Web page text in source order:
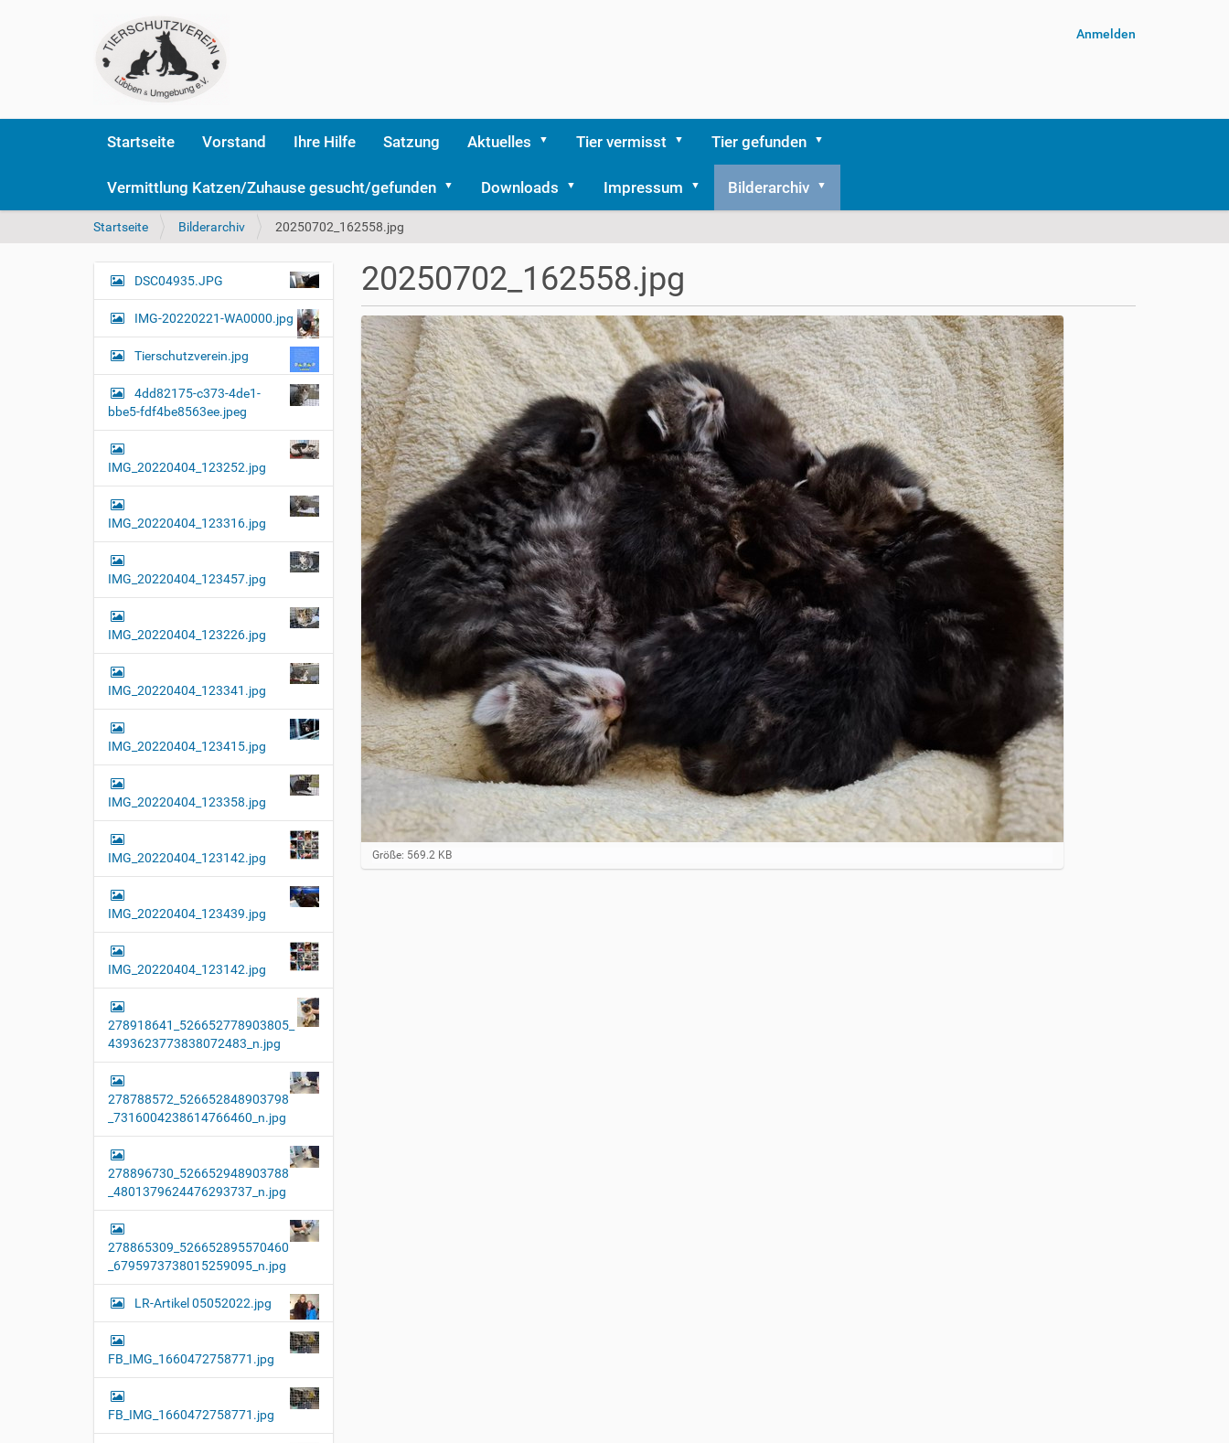
Anmelden
Startseite Vorstand Ihre Hilfe Satzung Aktuelles Tier vermisst Tier gefunden
Vermittlung Katzen/Zuhause gesucht/gefunden Downloads Impressum Bilderarchiv
S
e
i
d
i
Startseite Bilderarchiv 20250702_162558.jpg
20250702_162558.jpg
Z
e
Größe: 569.2 KB
N
i
g
a
t
i
o
n
DSC04935.JPG
IMG-20220221-WA0000.jpg
Tierschutzverein.jpg
4dd82175-c373-4de1-
bbe5-fdf4be8563ee.jpeg
IMG_20220404_123252.jpg
IMG_20220404_123316.jpg
IMG_20220404_123457.jpg
IMG_20220404_123226.jpg
IMG_20220404_123341.jpg
IMG_20220404_123415.jpg
IMG_20220404_123358.jpg
IMG_20220404_123142.jpg
IMG_20220404_123439.jpg
IMG_20220404_123142.jpg
278918641_526652778903805_
4393623773838072483_n.jpg
278788572_526652848903798
_7316004238614766460_n.jpg
278896730_526652948903788
_4801379624476293737_n.jpg
278865309_526652895570460
_6795973738015259095_n.jpg
LR-Artikel 05052022.jpg
FB_IMG_1660472758771.jpg
FB_IMG_1660472758771.jpg